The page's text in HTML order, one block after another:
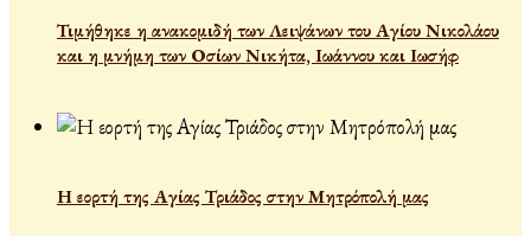
Τιμήθηκε η ανακομιδή των Λειψάνων του Αγίου Νικολάου
και η μνήμη των Οσίων Νικήτα, Ιωάννου και Ιωσήφ
Η εορτή της Αγίας Τριάδος στην Μητρόπολή μας